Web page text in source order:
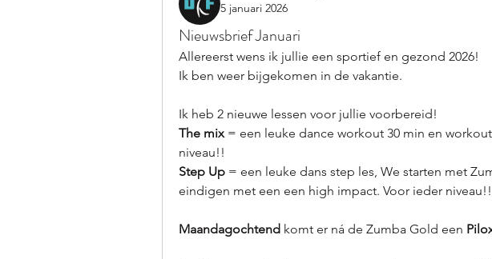
5 januari 2026
Nieuwsbrief Januari
Allereerst wens ik jullie een sportief en gezond 2026!
Ik ben weer bijgekomen in de vakantie.
Ik heb 2 nieuwe lessen voor jullie voorbereid!
The mix = een leuke dance workout 30 min en
niveau!!
Step Up = een leuke dans step les, We starten met
eindigen met een een high impact. Voor ieder niveau!!
Maandagochtend komt er ná de Zumba Gold een